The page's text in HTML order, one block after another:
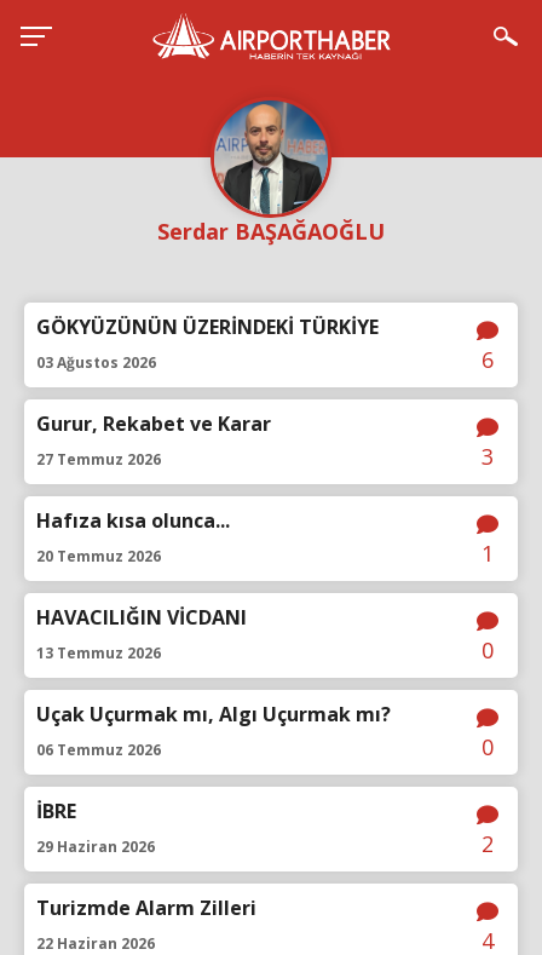
Serdar BAŞAĞAOĞLU
GÖKYÜZÜNÜN ÜZERİNDEKİ TÜRKİYE
03 Ağustos 2026 6
Gurur, Rekabet ve Karar
27 Temmuz 2026 3
Hafıza kısa olunca...
20 Temmuz 2026 1
HAVACILIĞIN VİCDANI
13 Temmuz 2026 0
Uçak Uçurmak mı, Algı Uçurmak mı?
06 Temmuz 2026 0
İBRE
29 Haziran 2026 2
Turizmde Alarm Zilleri
22 Haziran 2026 4